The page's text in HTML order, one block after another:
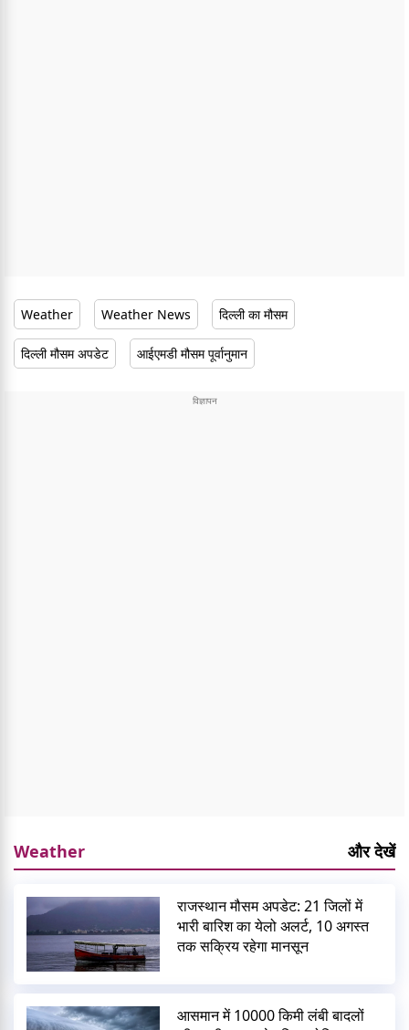
Weather Weather News दिल्ली का मौसम
दिल्ली मौसम अपडेट आईएमडी मौसम पूर्वानुमान
Weather और देखें
राजस्थान मौसम अपडेट: 21 जिलों में
भारी बारिश का येलो अलर्ट, 10 अगस्त
तक सक्रिय रहेगा मानसून
आसमान में 10000 किमी लंबी बादलों